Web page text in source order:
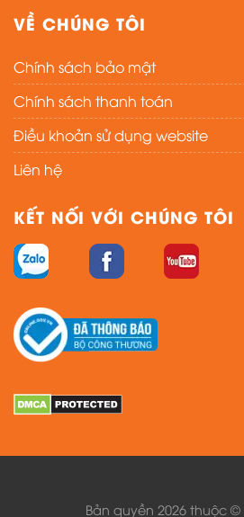
VỀ CHÚNG TÔI
Chính sách bảo mật
Chính sách thanh toán
Điều khoản sử dụng website
Liên hệ
KẾT NỐI VỚI CHÚNG TÔI
Bản quyền 2026 thuộc ©